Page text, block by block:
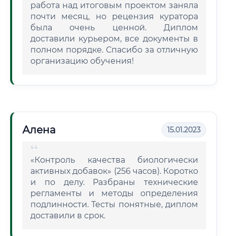
работа над итоговым проектом заняла
почти месяц, но рецензия куратора
была очень ценной. Диплом
доставили курьером, все документы в
полном порядке. Спасибо за отличную
организацию обучения!
Алена 15.01.2023
«Контроль качества биологически
активных добавок» (256 часов). Коротко
и по делу. Разбраны технические
регламенты и методы определения
подлинности. Тесты понятные, диплом
доставили в срок.